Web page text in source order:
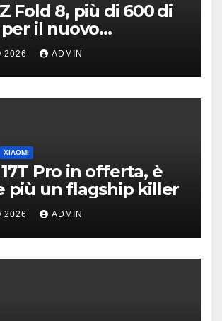
Fold 8, più di 600 di
il nuovo
di Samsung
2026 ADMIN
XIAOMI
Pro in offerta, è
più un flagship killer
2026 ADMIN